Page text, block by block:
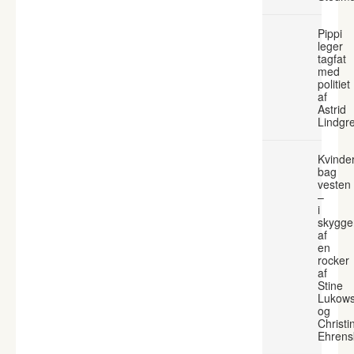
Pippi
leger
tagfat
med
politiet
af
Astrid
bag
vesten
–
i
af
en
rocker
af
Stine
og